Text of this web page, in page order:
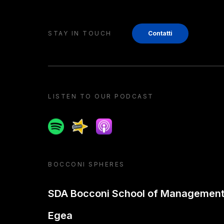
STAY IN TOUCH Contatti
LISTEN TO OUR PODCAST
SpotifySpreakerApple podcast
BOCCONI SPHERES
SDA Bocconi School of Management
Egea